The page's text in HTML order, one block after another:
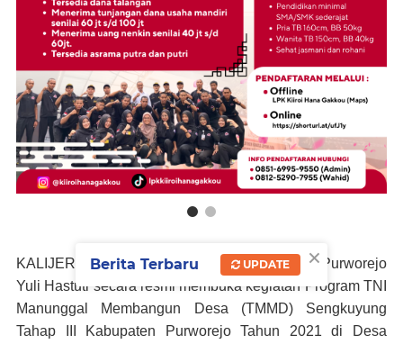
KALIJERING, (pituruhnews.com) - Wakil Bupati Purworejo
Yuli Hastuti secara resmi membuka kegiatan Program TNI
Manunggal Membangun Desa (TMMD) Sengkuyung
Tahap III Kabupaten Purworejo Tahun 2021 di Desa
×
Berita Terbaru UPDATE